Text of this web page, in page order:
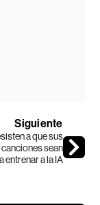
Siguiente
a que sus
sean
entrenar a la IA